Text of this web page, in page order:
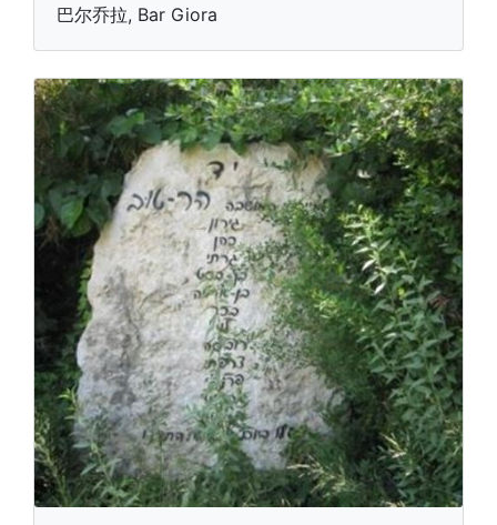
巴尔乔拉, Bar Giora